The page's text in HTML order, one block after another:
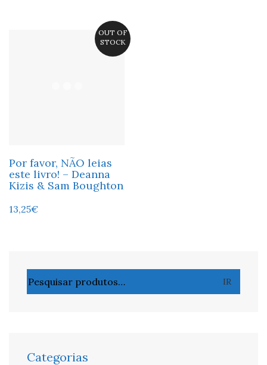
OUT OF
STOCK
Por favor, NÃO leias
este livro! – Deanna
Kizis & Sam Boughton
13,25€
por:
IR
Categorias